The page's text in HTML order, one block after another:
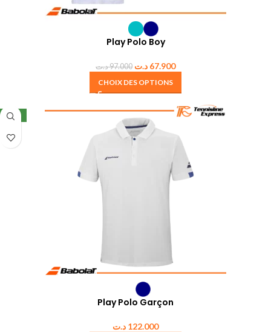
Play Polo Boy
97.000د.ت 67.900 د.ت
CHOIX DES OPTIONS
NEW
Play Polo Garçon
122.000 د.ت